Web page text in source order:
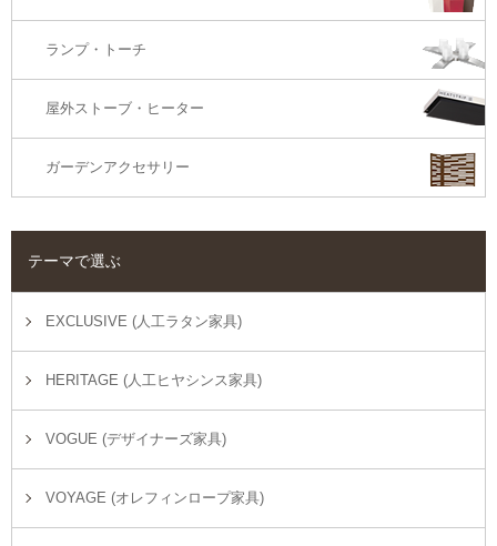
ランプ・トーチ
屋外ストーブ・ヒーター
ガーデンアクセサリー
テーマで選ぶ
EXCLUSIVE (人工ラタン家具)
HERITAGE (人工ヒヤシンス家具)
VOGUE (デザイナーズ家具)
VOYAGE (オレフィンロープ家具)